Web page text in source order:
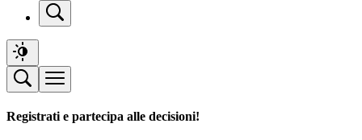
Registrati e partecipa alle decisioni!